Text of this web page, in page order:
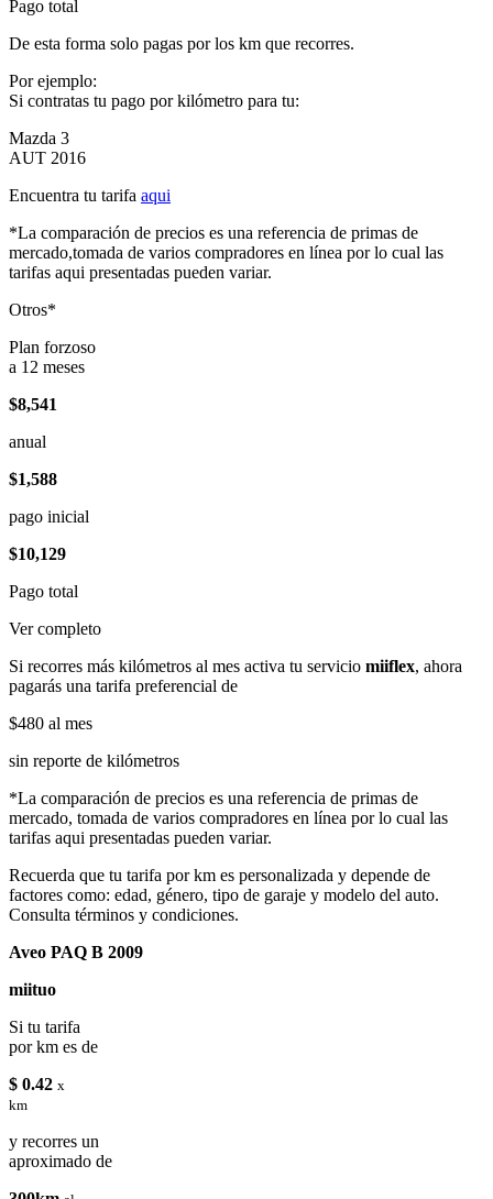
Pago total
De esta forma solo pagas por los km que recorres.
Por ejemplo:
Si contratas tu pago por kilómetro para tu:
Mazda 3
AUT 2016
Encuentra tu tarifa aqui
*La comparación de precios es una referencia de primas de
mercado,tomada de varios compradores en línea por lo cual las
tarifas aqui presentadas pueden variar.
Otros*
Plan forzoso
a 12 meses
$8,541
anual
$1,588
pago inicial
$10,129
Pago total
Ver completo
Si recorres más kilómetros al mes activa tu servicio miiflex, ahora
pagarás una tarifa preferencial de
$480 al mes
sin reporte de kilómetros
*La comparación de precios es una referencia de primas de
mercado, tomada de varios compradores en línea por lo cual las
tarifas aqui presentadas pueden variar.
Recuerda que tu tarifa por km es personalizada y depende de
factores como: edad, género, tipo de garaje y modelo del auto.
Consulta términos y condiciones.
Aveo PAQ B 2009
miituo
Si tu tarifa
por km es de
$ 0.42 x
km
y recorres un
aproximado de